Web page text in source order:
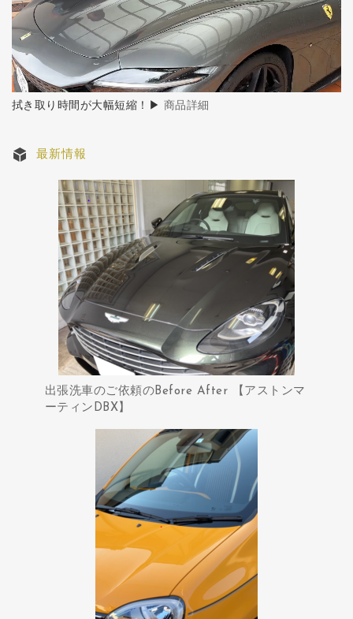
拭き取り時間が大幅短縮！▶ 商品詳細
最新情報
出張洗車のご依頼のBefore After 【アストンマ
ーティンDBX】